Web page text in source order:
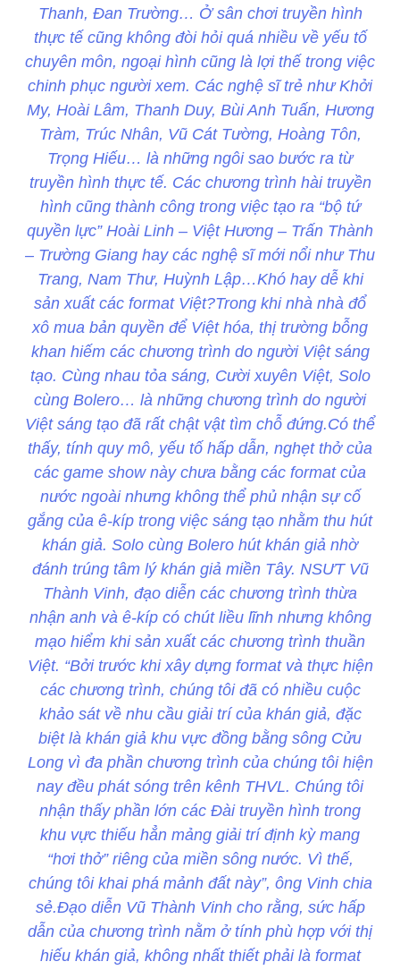
Thanh, Đan Trường… Ở sân chơi truyền hình
thực tế cũng không đòi hỏi quá nhiều về yếu tố
chuyên môn, ngoại hình cũng là lợi thế trong việc
chinh phục người xem. Các nghệ sĩ trẻ như Khởi
My, Hoài Lâm, Thanh Duy, Bùi Anh Tuấn, Hương
Tràm, Trúc Nhân, Vũ Cát Tường, Hoàng Tôn,
Trọng Hiếu… là những ngôi sao bước ra từ
truyền hình thực tế. Các chương trình hài truyền
hình cũng thành công trong việc tạo ra “bộ tứ
quyền lực” Hoài Linh – Việt Hương – Trấn Thành
– Trường Giang hay các nghệ sĩ mới nổi như Thu
Trang, Nam Thư, Huỳnh Lập…Khó hay dễ khi
sản xuất các format Việt?Trong khi nhà nhà đổ
xô mua bản quyền để Việt hóa, thị trường bỗng
khan hiếm các chương trình do người Việt sáng
tạo. Cùng nhau tỏa sáng, Cười xuyên Việt, Solo
cùng Bolero… là những chương trình do người
Việt sáng tạo đã rất chật vật tìm chỗ đứng.Có thể
thấy, tính quy mô, yếu tố hấp dẫn, nghẹt thở của
các game show này chưa bằng các format của
nước ngoài nhưng không thể phủ nhận sự cố
gắng của ê-kíp trong việc sáng tạo nhằm thu hút
khán giả. Solo cùng Bolero hút khán giả nhờ
đánh trúng tâm lý khán giả miền Tây. NSƯT Vũ
Thành Vinh, đạo diễn các chương trình thừa
nhận anh và ê-kíp có chút liều lĩnh nhưng không
mạo hiểm khi sản xuất các chương trình thuần
Việt. “Bởi trước khi xây dựng format và thực hiện
các chương trình, chúng tôi đã có nhiều cuộc
khảo sát về nhu cầu giải trí của khán giả, đặc
biệt là khán giả khu vực đồng bằng sông Cửu
Long vì đa phần chương trình của chúng tôi hiện
nay đều phát sóng trên kênh THVL. Chúng tôi
nhận thấy phần lớn các Đài truyền hình trong
khu vực thiếu hẳn mảng giải trí định kỳ mang
“hơi thở” riêng của miền sông nước. Vì thế,
chúng tôi khai phá mảnh đất này”, ông Vinh chia
sẻ.Đạo diễn Vũ Thành Vinh cho rằng, sức hấp
dẫn của chương trình nằm ở tính phù hợp với thị
hiếu khán giả, không nhất thiết phải là format